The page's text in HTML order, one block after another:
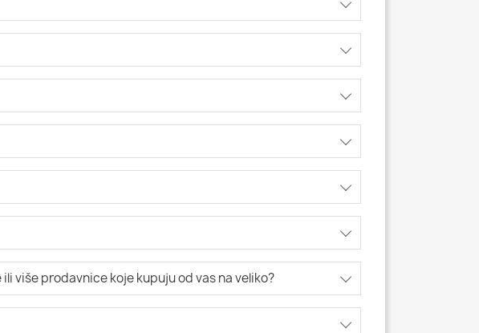
više prodavnice koje kupuju od vas na veliko?